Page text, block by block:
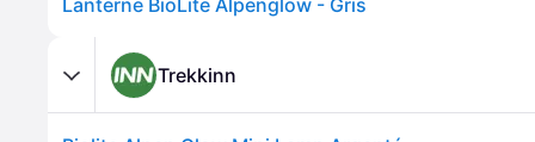
Lanterne BioLite Alpenglow - Gris
Trekkinn